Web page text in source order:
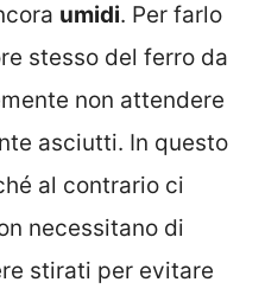
umidi. Per farlo
stesso del ferro da
non attendere
asciutti. In questo
al contrario ci
necessitano di
stirati per evitare